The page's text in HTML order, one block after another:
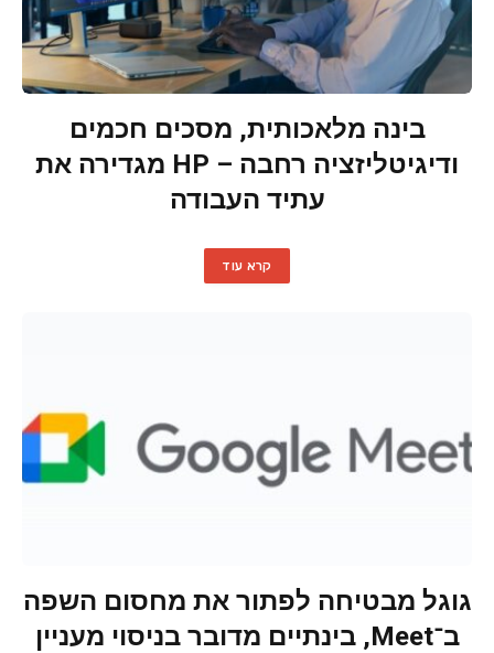
בינה מלאכותית, מסכים חכמים
ודיגיטליזציה רחבה – HP מגדירה את
עתיד העבודה
קרא עוד
גוגל מבטיחה לפתור את מחסום השפה
ב־Meet, בינתיים מדובר בניסוי מעניין